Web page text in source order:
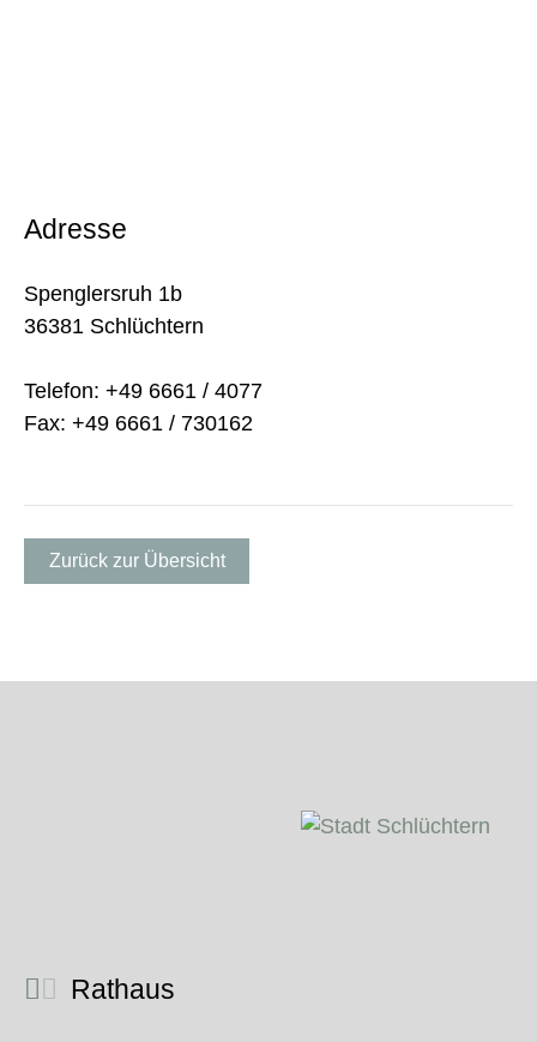
Adresse
Spenglersruh 1b
36381 Schlüchtern
Telefon: +49 6661 / 4077
Fax: +49 6661 / 730162
Zurück zur Übersicht
Rathaus